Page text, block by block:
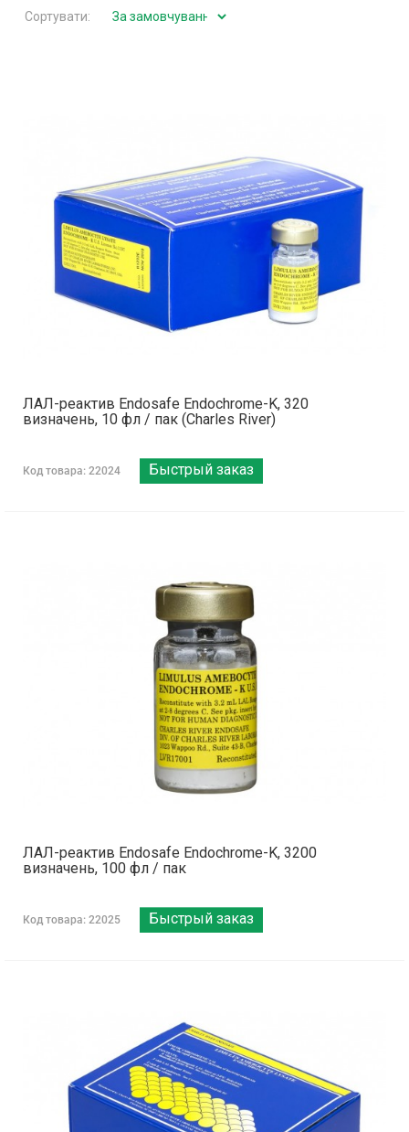
Сортувати:
ЛАЛ-реактив Endosafe Endochrome-K, 320
визначень, 10 фл / пак (Charles River)
Код товара: 22024 Быстрый заказ
ЛАЛ-реактив Endosafe Endochrome-K, 3200
визначень, 100 фл / пак
Код товара: 22025 Быстрый заказ